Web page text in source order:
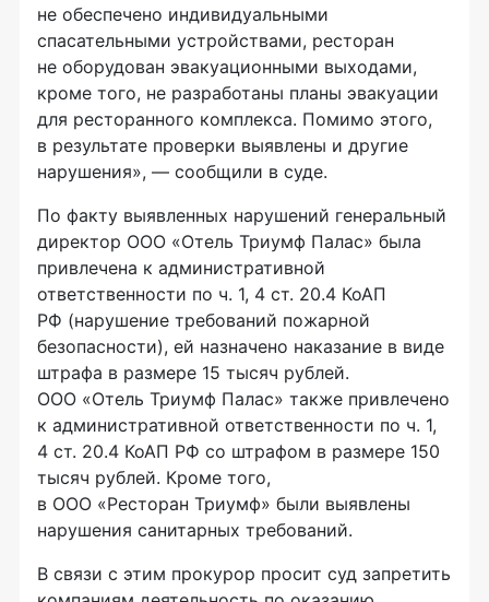
не обеспечено индивидуальными
спасательными устройствами, ресторан
не оборудован эвакуационными выходами,
кроме того, не разработаны планы эвакуации
для ресторанного комплекса. Помимо этого,
в результате проверки выявлены и другие
нарушения», — сообщили в суде.
По факту выявленных нарушений генеральный
директор ООО «Отель Триумф Палас» была
привлечена к административной
ответственности по ч. 1, 4 ст. 20.4 КоАП
РФ (нарушение требований пожарной
безопасности), ей назначено наказание в виде
штрафа в размере 15 тысяч рублей.
ООО «Отель Триумф Палас» также привлечено
к административной ответственности по ч. 1,
4 ст. 20.4 КоАП РФ со штрафом в размере 150
тысяч рублей. Кроме того,
в ООО «Ресторан Триумф» были выявлены
нарушения санитарных требований.
В связи с этим прокурор просит суд запретить